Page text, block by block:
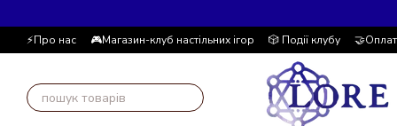
⚡Про нас 🎮Магазин-клуб настільних ігор 🎲 Події клубу
📚Блог
Автор блогу 📰 Угода користувача 💸